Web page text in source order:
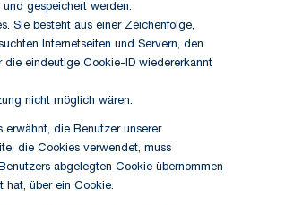
gespeichert werden.
Sie besteht aus einer Zeichenfolge,
Internetseiten und Servern, den
die eindeutige Cookie-ID wiedererkannt
nicht möglich wären.
erwähnt, die Benutzer unserer
die Cookies verwendet, muss
abgelegten Cookie übernommen
hat, über ein Cookie.